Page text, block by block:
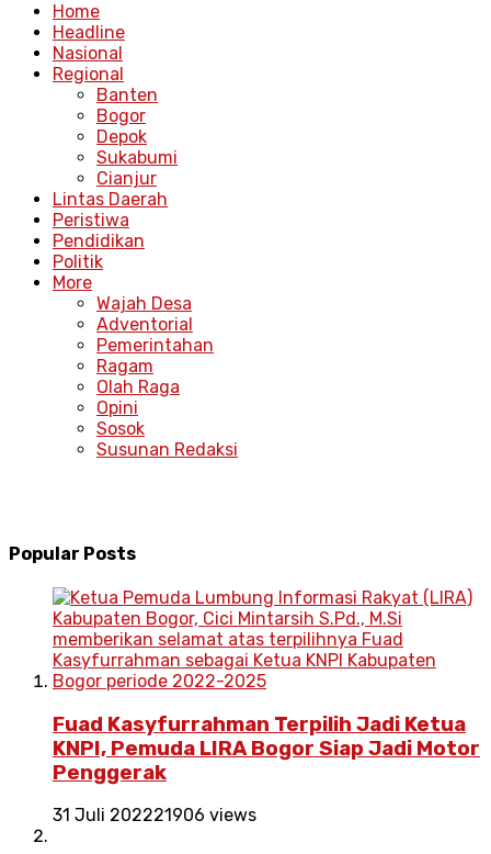
Home
Headline
Nasional
Regional
Banten
Bogor
Depok
Sukabumi
Cianjur
Lintas Daerah
Peristiwa
Pendidikan
Politik
More
Wajah Desa
Adventorial
Pemerintahan
Ragam
Olah Raga
Opini
Sosok
Susunan Redaksi
Popular Posts
Fuad Kasyfurrahman Terpilih Jadi Ketua
KNPI, Pemuda LIRA Bogor Siap Jadi Motor
Penggerak
31 Juli 202221906 views